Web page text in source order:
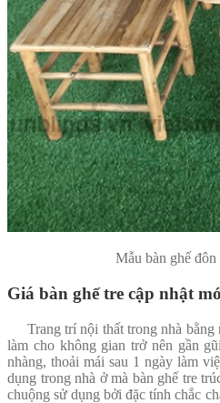
Mẫu bàn ghế
Giá bàn ghế tre cập nhật
Trang trí nội thất trong nhà bằng
làm cho không gian trở nên gần
nhàng, thoải mái sau 1 ngày làm
dụng trong nhà ở mà bàn ghế tre
chuộng sử dụng bởi đặc tính chắc